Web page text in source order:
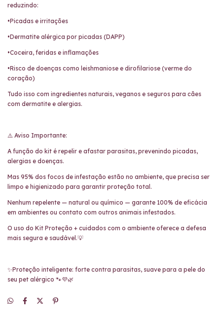
reduzindo:
•Picadas e irritações
•Dermatite alérgica por picadas (DAPP)
•Coceira, feridas e inflamações
•Risco de doenças como leishmaniose e dirofilariose (verme do
coração)
Tudo isso com ingredientes naturais, veganos e seguros para cães
com dermatite e alergias.
⚠️ Aviso Importante:
A função do kit é repelir e afastar parasitas, prevenindo picadas,
alergias e doenças.
Mas 95% dos focos de infestação estão no ambiente, que precisa ser
limpo e higienizado para garantir proteção total.
Nenhum repelente — natural ou químico — garante 100% de eficácia
em ambientes ou contato com outros animais infestados.
O uso do Kit Proteção + cuidados com o ambiente oferece a defesa
mais segura e saudável.💡
✨️Proteção inteligente: forte contra parasitas, suave para a pele do
seu pet alérgico 🐾💜🌿